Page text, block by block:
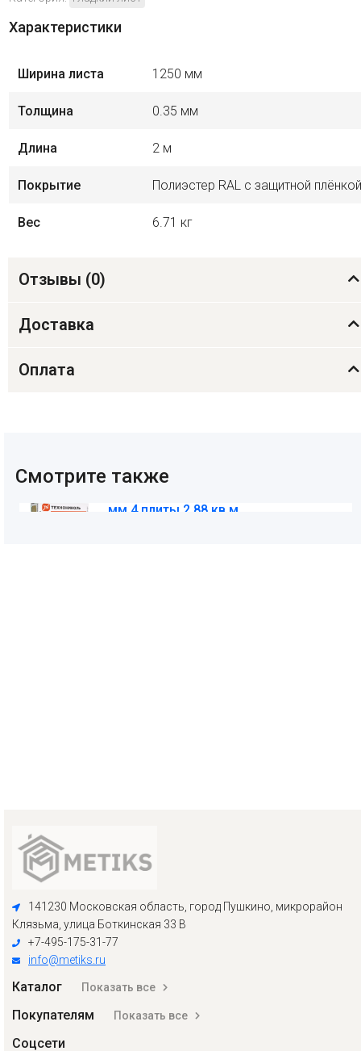
Характеристики
Ширина листа 1250 мм
Толщина 0.35 мм
Длина 2 м
Покрытие Полиэстер RAL с защитной плёнкой
Вес 6.71 кг
Отзывы (0)
Доставка
Оплата
Смотрите также
мм 4 плиты 2,88 кв.м
141230 Московская область, город Пушкино, микрорайон
Клязьма, улица Боткинская 33 В
+7-495-175-31-77
info@metiks.ru
Каталог Показать все
Покупателям Показать все
Соцсети